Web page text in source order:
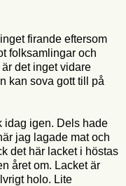
firande eftersom
folksamlingar och
det inget vidare
kan sova gott till på
idag igen. Dels hade
jag lagade mat och
det här lacket i höstas
året om. Lacket är
holo. Lite